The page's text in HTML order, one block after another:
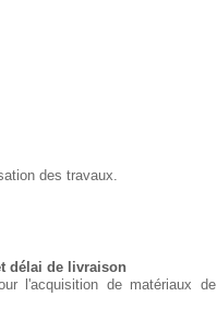
des travaux.
délai de livraison
l'acquisition de matériaux de